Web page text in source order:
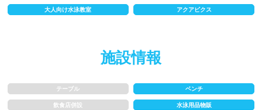
大人向け水泳教室 アクアビクス
施設情報
テーブル ベンチ
飲食店併設 水泳用品物販
1~1.5m